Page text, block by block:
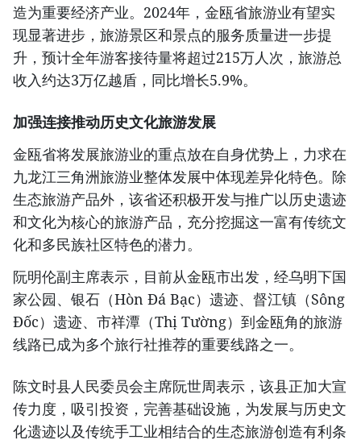
造为重要经济产业。2024年，金瓯省旅游业有望实
现显著进步，旅游景区和景点的服务质量进一步提
升，预计全年游客接待量将超过215万人次，旅游总
收入约达3万亿越盾，同比增长5.9%。
加强连接推动历史文化旅游发展
金瓯省将发展旅游业的重点放在自身优势上，力求在
九龙江三角洲旅游业整体发展中体现差异化特色。除
生态旅游产品外，该省还积极开发与推广以历史遗迹
和文化为核心的旅游产品，充分挖掘这一富有传统文
化和多民族社区特色的潜力。
阮明伦副主席表示，目前从金瓯市出发，经乌明下国
家公园、银石（Hòn Đá Bạc）遗迹、督江镇（Sông
Đốc）遗迹、市祥潭（Thị Tường）到金瓯角的旅游
线路已成为多个旅行社推荐的重要线路之一。
陈文时县人民委员会主席阮世周表示，该县正加大宣
传力度，吸引投资，完善基础设施，为发展与历史文
化遗迹以及传统手工业相结合的生态旅游创造有利条